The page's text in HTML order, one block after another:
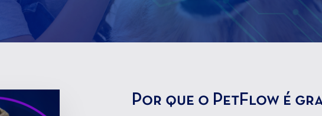
Por que o PetFlow é